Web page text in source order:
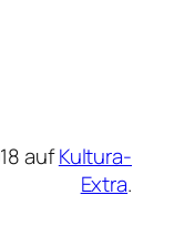
aufKultura-
Extra.